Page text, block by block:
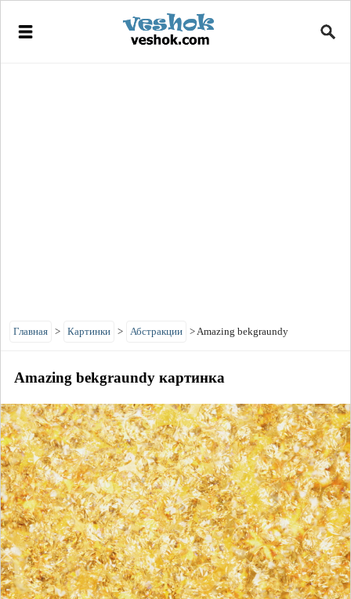
Главная > Картинки > Абстракции >Amazing bekgraundy
Amazing bekgraundy картинка